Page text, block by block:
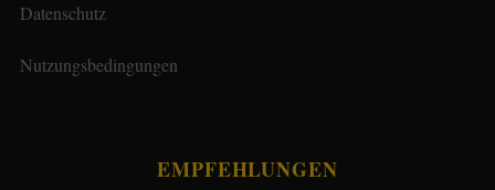
Datenschutz
Nutzungsbedingungen
EMPFEHLUNGEN